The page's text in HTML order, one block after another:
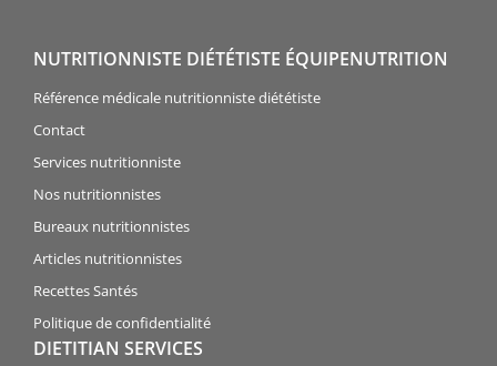
NUTRITIONNISTE DIÉTÉTISTE ÉQUIPENUTRITION
Référence médicale nutritionniste diététiste
Contact
Services nutritionniste
Nos nutritionnistes
Bureaux nutritionnistes
Articles nutritionnistes
Recettes Santés
Politique de confidentialité
DIETITIAN SERVICES